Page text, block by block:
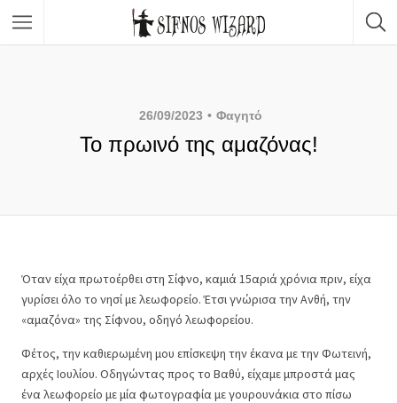
Δραστηριότητες & Εμπειρίες
26/09/2023 Φαγητό
Το πρωινό της αμαζόνας!
Όταν είχα πρωτοέρθει στη Σίφνο, καμιά 15αριά χρόνια πριν, είχα
γυρίσει όλο το νησί με λεωφορείο. Έτσι γνώρισα την Ανθή, την
«αμαζόνα» της Σίφνου, οδηγό λεωφορείου.
Φέτος, την καθιερωμένη μου επίσκεψη την έκανα με την Φωτεινή,
αρχές Ιουλίου. Οδηγώντας προς το Βαθύ, είχαμε μπροστά μας
ένα λεωφορείο με μία φωτογραφία με γουρουνάκια στο πίσω